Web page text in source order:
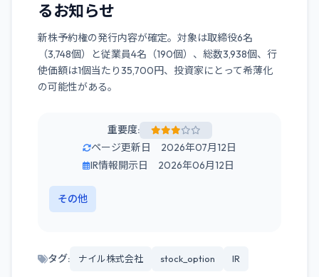
るお知らせ
新株予約権の発行内容が確定。対象は取締役6名
（3,748個）と従業員4名（190個）、総数3,938個、行
使価額は1個当たり35,700円、投資家にとって希薄化
の可能性がある。
重要度:
ページ更新日 2026年07月12日
IR情報開示日 2026年06月12日
その他
タグ: ナイル株式会社 stock_option IR